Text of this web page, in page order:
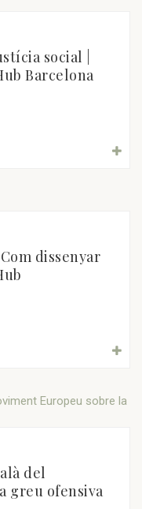
social |
Barcelona
dissenyar
del
greu ofensiva